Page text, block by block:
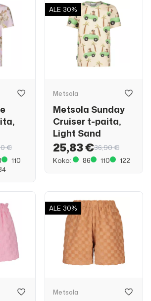
€
110
ALE 30%
Metsola
Metsola Sunday
Cruiser t-paita,
Light Sand
25,83 €36,90 €
Koko:
86 110 122
ALE 30%
Metsola